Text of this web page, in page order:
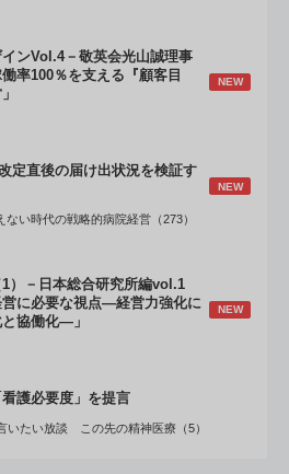
ンVol.4－敬英会光山誠理事
率100％を支える『顧客目
NEW
定直後の届け出状況を検証す
NEW
ない時代の戦略的病院経営（273）
1）－日本総合研究所編vol.1
営に必要な視点―経営力強化に
協働化―」
NEW
護必要度」を提言
いたい放談 この先の精神医療（5）